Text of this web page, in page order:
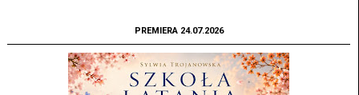
PREMIERA 24.07.2026